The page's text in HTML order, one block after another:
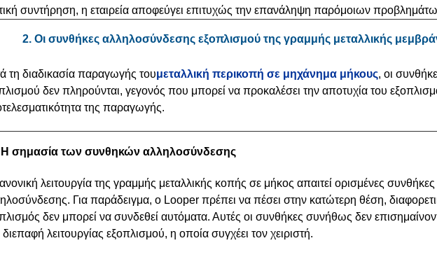
συντήρηση, η εταιρεία αποφεύγει επιτυχώς την επανάληψη παρόμοιων
2. Οι συνθήκες αλληλοσύνδεσης εξοπλισμού της γραμμής μεταλλικής
τη διαδικασία παραγωγής τουμεταλλική περικοπή σε μηχάνημα μήκους, οι
δεν πληρούνται, γεγονός που μπορεί να προκαλέσει την αποτυχία του
της παραγωγής.
Η σημασία των συνθηκών αλληλοσύνδεσης
λειτουργία της γραμμής μεταλλικής κοπής σε μήκος απαιτεί ορισμένες συνθήκες
Για παράδειγμα, ο Looper πρέπει να πέσει στην κατώτερη θέση,
δεν μπορεί να συνδεθεί αυτόματα. Αυτές οι συνθήκες συνήθως δεν
λειτουργίας εξοπλισμού, η οποία συγχέει τον χειριστή.